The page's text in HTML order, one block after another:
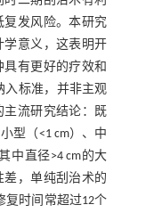
发风险。本研究
意义，这表明开
有更好的疗效和
入标准，并非主观
流研究结论：既
型（<1 cm）、中
中直径>4 cm的大
，单纯刮治术的
复时间常超过12个